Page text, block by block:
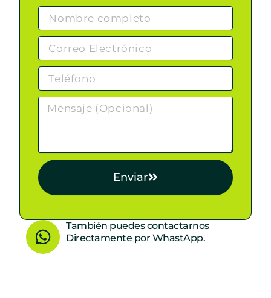
Enviar
W
h
También puedes contactarnos
Directamente por WhastApp.